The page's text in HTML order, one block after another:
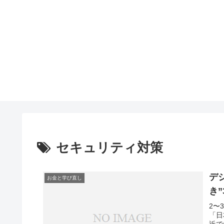
セキュリティ対策
お金と学び直し
デ
き
2〜
「